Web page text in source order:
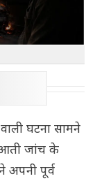
घटना सामने
जांच के
अपनी पूर्व